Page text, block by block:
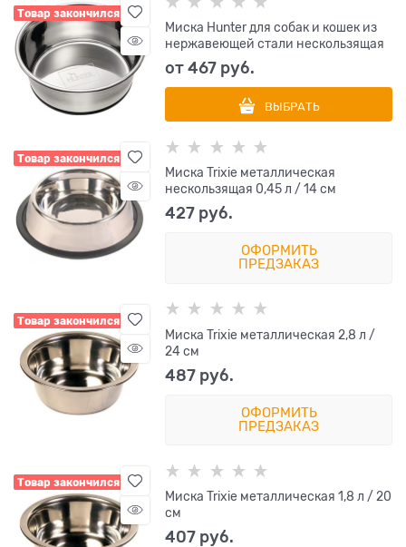
Товар закончился
Миска Hunter для собак и кошек из
нержавеющей стали нескользящая
от467 руб.
ВЫБРАТЬ
Товар закончился
Миска Trixie металлическая
нескользящая 0,45 л / 14 см
427 руб.
ОФОРМИТЬ
ПРЕДЗАКАЗ
Товар закончился
Миска Trixie металлическая 2,8 л /
24 см
487 руб.
ОФОРМИТЬ
ПРЕДЗАКАЗ
Товар закончился
Миска Trixie металлическая 1,8 л / 20
см
407 руб.